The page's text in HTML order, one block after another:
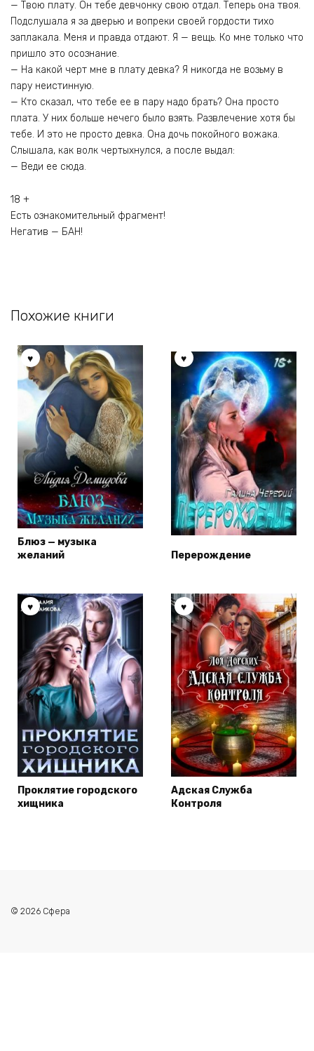
— Твою плату. Он тебе девчонку свою отдал. Теперь она твоя.
Подслушала я за дверью и вопреки своей гордости тихо
заплакала. Меня и правда отдают. Я — вещь. Ко мне только что
пришло это осознание.
— На какой черт мне в плату девка? Я никогда не возьму в
пару неистинную.
— Кто сказал, что тебе ее в пару надо брать? Она просто
плата. У них больше нечего было взять. Развлечение хотя бы
тебе. И это не просто девка. Она дочь покойного вожака.
Слышала, как волк чертыхнулся, а после выдал:
— Веди ее сюда.
18 +
Есть ознакомительный фрагмент!
Негатив — БАН!
Похожие книги
Блюз — музыка
желаний
Перерождение
Проклятие городского
хищника
Адская Служба
Контроля
© 2026 Сфера